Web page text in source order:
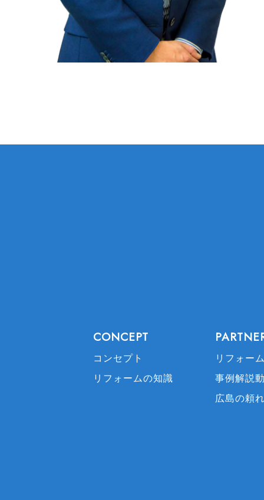
CONCEPT
コンセプト
リフォームの知識
リフォー
事例解説
広島の頼